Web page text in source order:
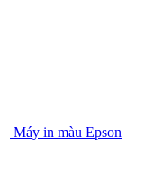
Máy in màu Epson